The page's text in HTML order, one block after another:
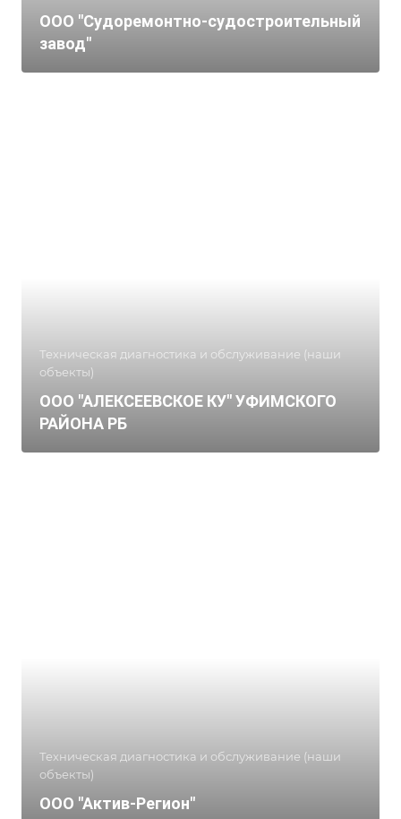
ООО "Судоремонтно-судостроительный
завод"
Техническая диагностика и обслуживание (наши
объекты)
ООО "АЛЕКСЕЕВСКОЕ КУ" УФИМСКОГО
РАЙОНА РБ
Техническая диагностика и обслуживание (наши
объекты)
ООО "Актив-Регион"